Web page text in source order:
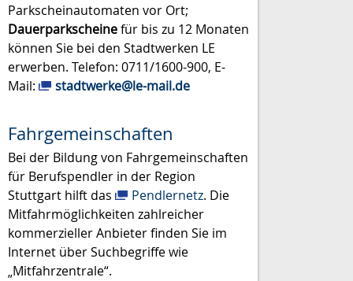
Parkscheinautomaten vor Ort;
Dauerparkscheinefür bis zu 12 Monaten
können Sie bei den Stadtwerken LE
erwerben. Telefon: 0711/1600-900, E-
Mail:
stadtwerke@le-mail.de
Fahrgemeinschaften
Bei der Bildung von Fahrgemeinschaften
für Berufspendler in der Region
Stuttgart hilft das
Pendlernetz. Die
Mitfahrmöglichkeiten zahlreicher
kommerzieller Anbieter finden Sie im
Internet über Suchbegriffe wie
„Mitfahrzentrale“.